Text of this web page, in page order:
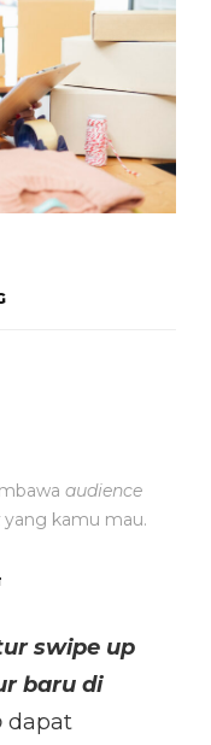
audience
yang kamu mau.
swipe up
baru di
dapat